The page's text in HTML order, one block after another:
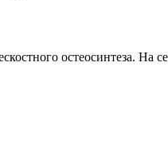
остеосинтеза. На